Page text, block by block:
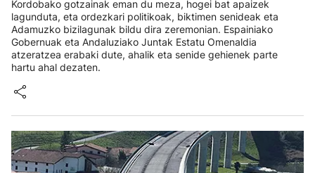
Kordobako gotzainak eman du meza, hogei bat apaizek
lagunduta, eta ordezkari politikoak, biktimen senideak eta
Adamuzko bizilagunak bildu dira zeremonian. Espainiako
Gobernuak eta Andaluziako Juntak Estatu Omenaldia
atzeratzea erabaki dute, ahalik eta senide gehienek parte
hartu ahal dezaten.